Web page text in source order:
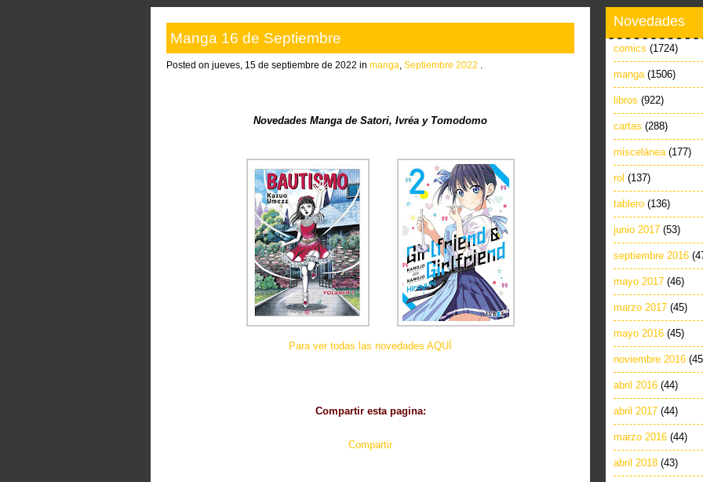
Manga 16 de Septiembre
Posted on jueves, 15 de septiembre de 2022 in manga Septiembre 2022
Novedades Manga de Satori, Ivréa y Tomodomo
Para ver todas las novedades AQUÍ
Compartir esta pagina:
Compartir
Novedades
comics (1724)
manga (1506)
libros (922)
cartas (288)
miscelánea (177)
rol (137)
tablero (136)
junio 2017 (53)
septiembre 2016
mayo 2017 (46)
marzo 2017 (45)
mayo 2016 (45)
noviembre 2016
abril 2016 (44)
abril 2017 (44)
marzo 2016 (44)
abril 2018 (43)